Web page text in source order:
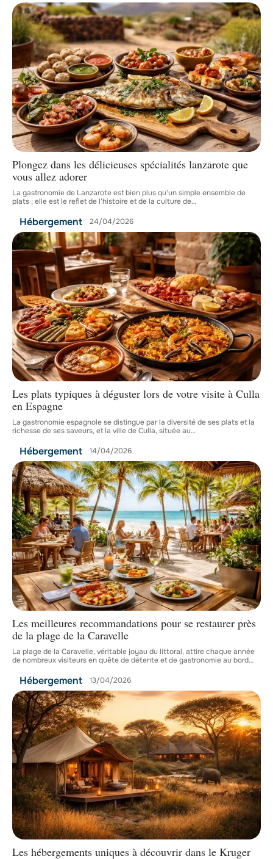
Plongez dans les délicieuses spécialités lanzarote que
vous allez adorer
La gastronomie de Lanzarote est bien plus qu'un simple ensemble de
plats ; elle est le reflet de l'histoire et de la culture de…
Hébergement 24/04/2026
Les plats typiques à déguster lors de votre visite à Culla
en Espagne
La gastronomie espagnole se distingue par la diversité de ses plats et la
richesse de ses saveurs, et la ville de Culla, située au…
Hébergement 14/04/2026
Les meilleures recommandations pour se restaurer près
de la plage de la Caravelle
La plage de la Caravelle, véritable joyau du littoral, attire chaque année
de nombreux visiteurs en quête de détente et de gastronomie au bord…
Hébergement 13/04/2026
Les hébergements uniques à découvrir dans le Kruger